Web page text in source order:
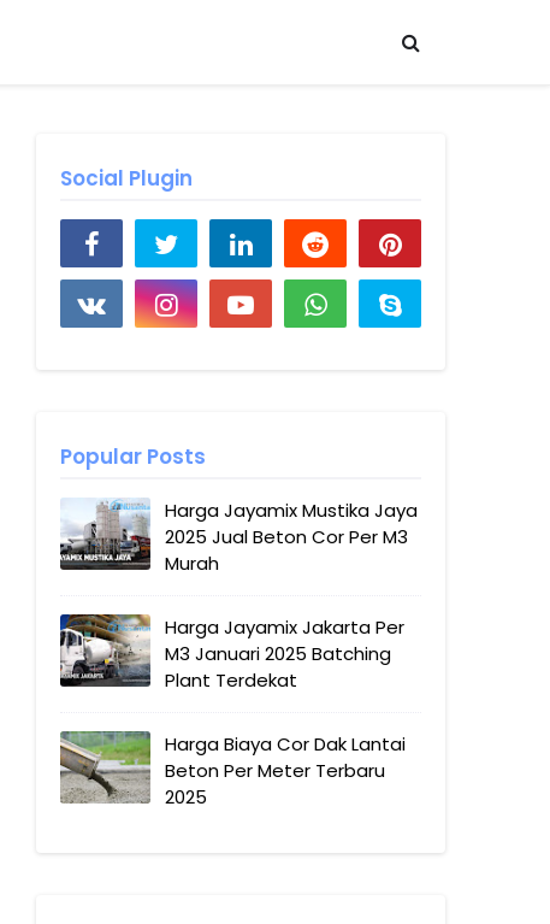
Social Plugin
Popular Posts
Harga Jayamix Mustika Jaya
2025 Jual Beton Cor Per M3
Murah
Harga Jayamix Jakarta Per
M3 Januari 2025 Batching
Plant Terdekat
Harga Biaya Cor Dak Lantai
Beton Per Meter Terbaru
2025